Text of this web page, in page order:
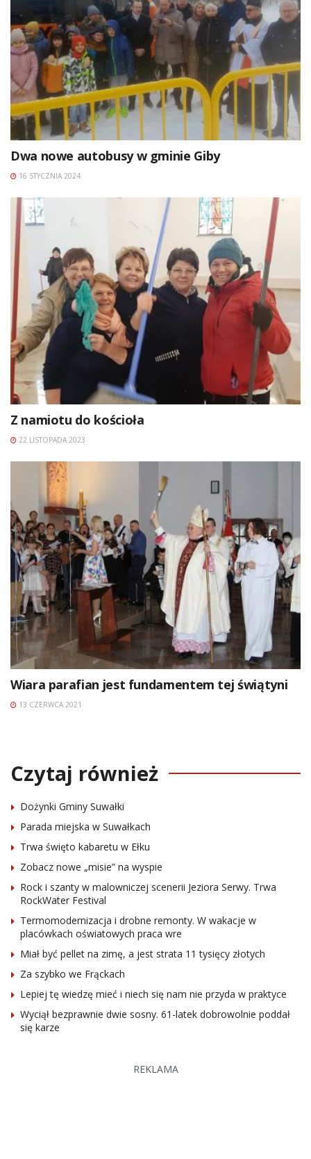
Dwa nowe autobusy w gminie Giby
16 STYCZNIA 2024
Z namiotu do kościoła
22 LISTOPADA 2023
Wiara parafian jest fundamentem tej świątyni
13 CZERWCA 2021
Czytaj również
Dożynki Gminy Suwałki
Parada miejska w Suwałkach
Trwa święto kabaretu w Ełku
Zobacz nowe „misie” na wyspie
Rock i szanty w malowniczej scenerii Jeziora Serwy. Trwa
RockWater Festival
Termomodernizacja i drobne remonty. W wakacje w
placówkach oświatowych praca wre
Miał być pellet na zimę, a jest strata 11 tysięcy złotych
Za szybko we Frąckach
Lepiej tę wiedzę mieć i niech się nam nie przyda w praktyce
Wyciął bezprawnie dwie sosny. 61-latek dobrowolnie poddał
się karze
REKLAMA